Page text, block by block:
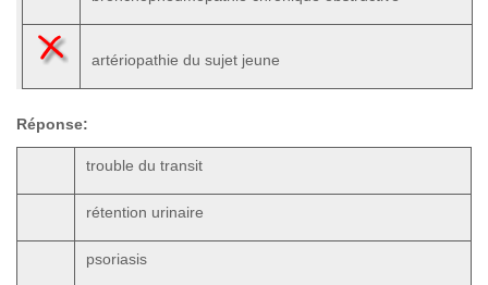
artériopathie du sujet jeune
Réponse:
trouble du transit
rétention urinaire
psoriasis